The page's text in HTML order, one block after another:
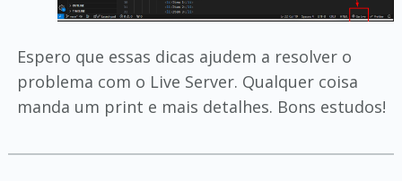
Espero que essas dicas ajudem a resolver o
problema com o Live Server. Qualquer coisa
manda um print e mais detalhes. Bons estudos!